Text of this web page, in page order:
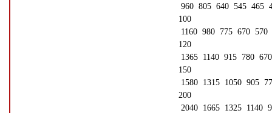
960 805 640 545 465
100
1160 980 775 670 570
120
1365 1140 915 780
150
1580 1315 1050 905
200
2040 1665 1325 1140